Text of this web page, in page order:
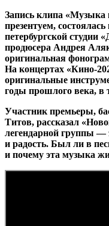
Запись клипа «Музыка
презентуем,
петербургской студии
продюсера Андрея
оригинальная
На концертах «Кино-
оригинальные
годы прошлого века, в
Участник премьеры,
Титов, рассказал
легендарной группы —
и радость. Был ли в
и почему эта музыка